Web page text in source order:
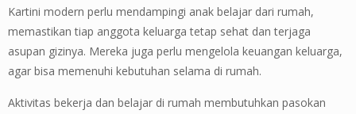
Kartini modern perlu mendampingi anak belajar dari rumah,
memastikan tiap anggota keluarga tetap sehat dan terjaga
asupan gizinya. Mereka juga perlu mengelola keuangan keluarga,
agar bisa memenuhi kebutuhan selama di rumah.
Aktivitas bekerja dan belajar di rumah membutuhkan pasokan